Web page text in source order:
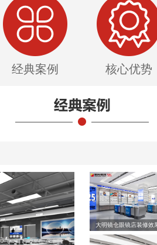
经典案例 核心优势
大明镜仓眼镜店装修效